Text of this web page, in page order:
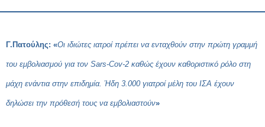
Γ.Πατούλης: «Οι ιδιώτες ιατροί πρέπει να ενταχθούν στην πρώτη γραμμή
του εμβολιασμού για τον Sars-Cov-2 καθώς έχουν καθοριστικό ρόλο στη
μάχη ενάντια στην επιδημία. Ήδη 3.000 γιατροί μέλη του ΙΣΑ έχουν
δηλώσει την πρόθεσή τους να εμβολιαστούν»